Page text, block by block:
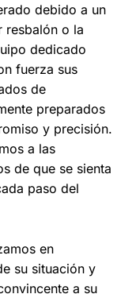
debido a un
resbalón o la
dedicado
fuerza sus
de
preparados
y precisión.
a las
de que se sienta
paso del
en
su situación y
a su